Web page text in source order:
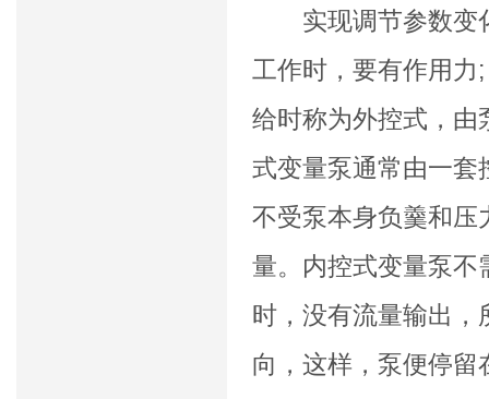
实现调节参数变化
工作时，要有作用力
给时称为外控式，由
式变量泵通常由一套
不受泵本身负羹和压
量。内控式变量泵不
时，没有流量输出，
向，这样，泵便停留